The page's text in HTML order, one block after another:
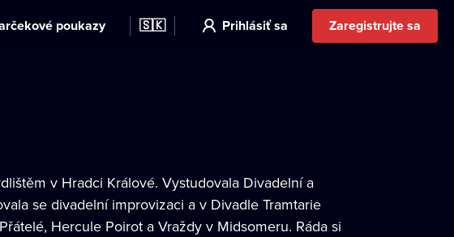
poukazy 🇸🇰 Prihlásiť sa Zaregistrujte sa
v Hradci Králové. Vystudovala Divadelní a
se divadelní improvizaci a v Divadle Tramtarie
Hercule Poirot a Vraždy v Midsomeru. Ráda si